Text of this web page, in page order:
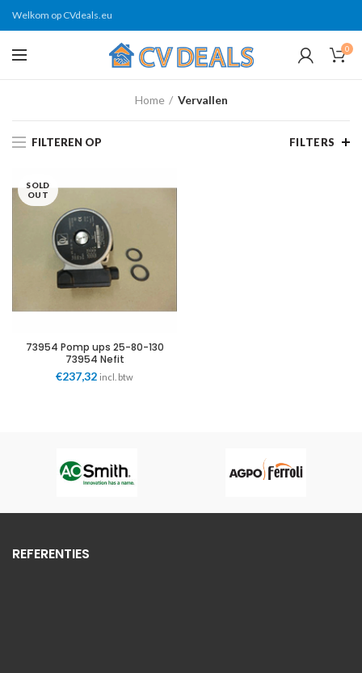
Welkom op CVdeals.eu
0
Home Vervallen
FILTEREN OP FILTERS
SOLD
OUT
73954 Pomp ups 25-80-130
73954 Nefit
€237,32 incl. btw
REFERENTIES